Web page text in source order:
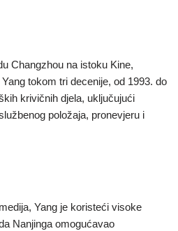
Changzhou na istoku Kine,
tokom tri decenije, od 1993. do
krivičnih djela, uključujući
položaja, pronevjeru i
Yang je koristeći visoke
Nanjinga omogućavao